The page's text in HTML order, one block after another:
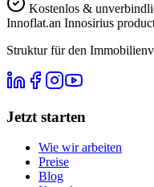
Kostenlos &
Innoflat.an Innosirius
Struktur für den
Jetzt starten
Wie wir arbeiten
Preise
Blog